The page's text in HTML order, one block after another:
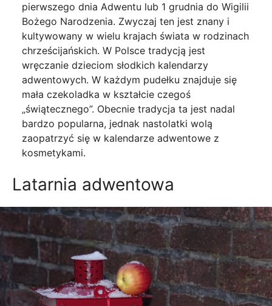
pierwszego dnia Adwentu lub 1 grudnia do Wigilii
Bożego Narodzenia. Zwyczaj ten jest znany i
kultywowany w wielu krajach świata w rodzinach
chrześcijańskich. W Polsce tradycją jest
wręczanie dzieciom słodkich kalendarzy
adwentowych. W każdym pudełku znajduje się
mała czekoladka w kształcie czegoś
„świątecznego”. Obecnie tradycja ta jest nadal
bardzo popularna, jednak nastolatki wolą
zaopatrzyć się w kalendarze adwentowe z
kosmetykami.
Latarnia adwentowa